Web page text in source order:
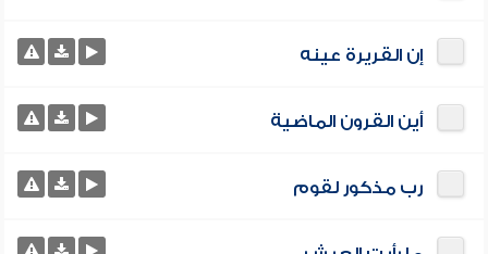
إن القريرة عينه
أين القرون الماضية
رب مذكور لقوم